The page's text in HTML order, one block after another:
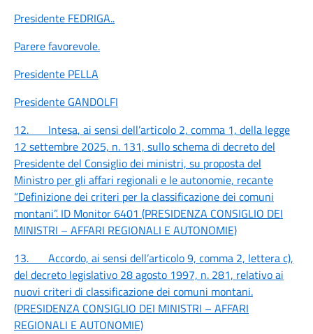
Presidente FEDRIGA..
Parere favorevole.
Presidente PELLA
Presidente GANDOLFI
12.
Intesa, ai sensi dell’articolo 2, comma 1, della legge
12 settembre 2025, n. 131, sullo schema di decreto del
Presidente del Consiglio dei ministri, su proposta del
Ministro per gli affari regionali e le autonomie, recante
“Definizione dei criteri per la classificazione dei comuni
montani”. ID Monitor 6401 (PRESIDENZA CONSIGLIO DEI
MINISTRI – AFFARI REGIONALI E AUTONOMIE)
13.
Accordo, ai sensi dell’articolo 9, comma 2, lettera c),
del decreto legislativo 28 agosto 1997, n. 281, relativo ai
nuovi criteri di classificazione dei comuni montani.
(PRESIDENZA CONSIGLIO DEI MINISTRI – AFFARI
REGIONALI E AUTONOMIE)